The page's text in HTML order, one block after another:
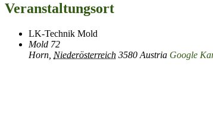
Veranstaltungsort
LK-Technik Mold
Mold 72
Horn Niederösterreich 3580 Austria Google